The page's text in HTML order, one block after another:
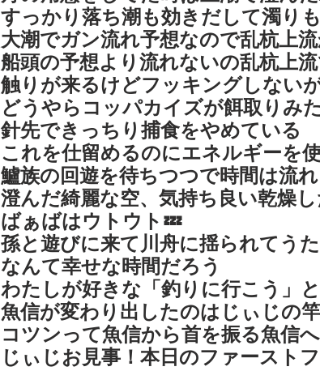
すっかり落ち潮も効きだして濁り
大潮でガン流れ予想なので乱杭上
船頭の予想より流れないの乱杭上
触りが来るけどフッキングしない
どうやらコッパカイズが餌取りみ
針先できっちり捕食をやめている
これを仕留めるのにエネルギーを
鱸族の回遊を待ちつつで時間は流
澄んだ綺麗な空、気持ち良い乾燥
ばぁばはウトウト💤
孫と遊びに来て川舟に揺られてう
なんて幸せな時間だろう
わたしが好きな「釣りに行こう」
魚信が変わり出したのはじぃじの竿
コツンって魚信から首を振る魚信
じぃじお見事！本日のファースト